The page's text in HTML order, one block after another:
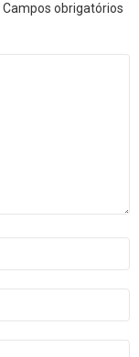
Campos obrigatórios